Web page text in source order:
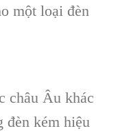
một loại đèn
châu Âu khác
đèn kém hiệu